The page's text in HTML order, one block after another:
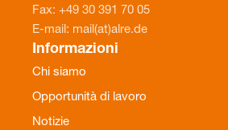
Fax: +49 30 391 70 05
E-mail: mail(at)alre.de
Informazioni
Chi siamo
Opportunità di lavoro
Notizie